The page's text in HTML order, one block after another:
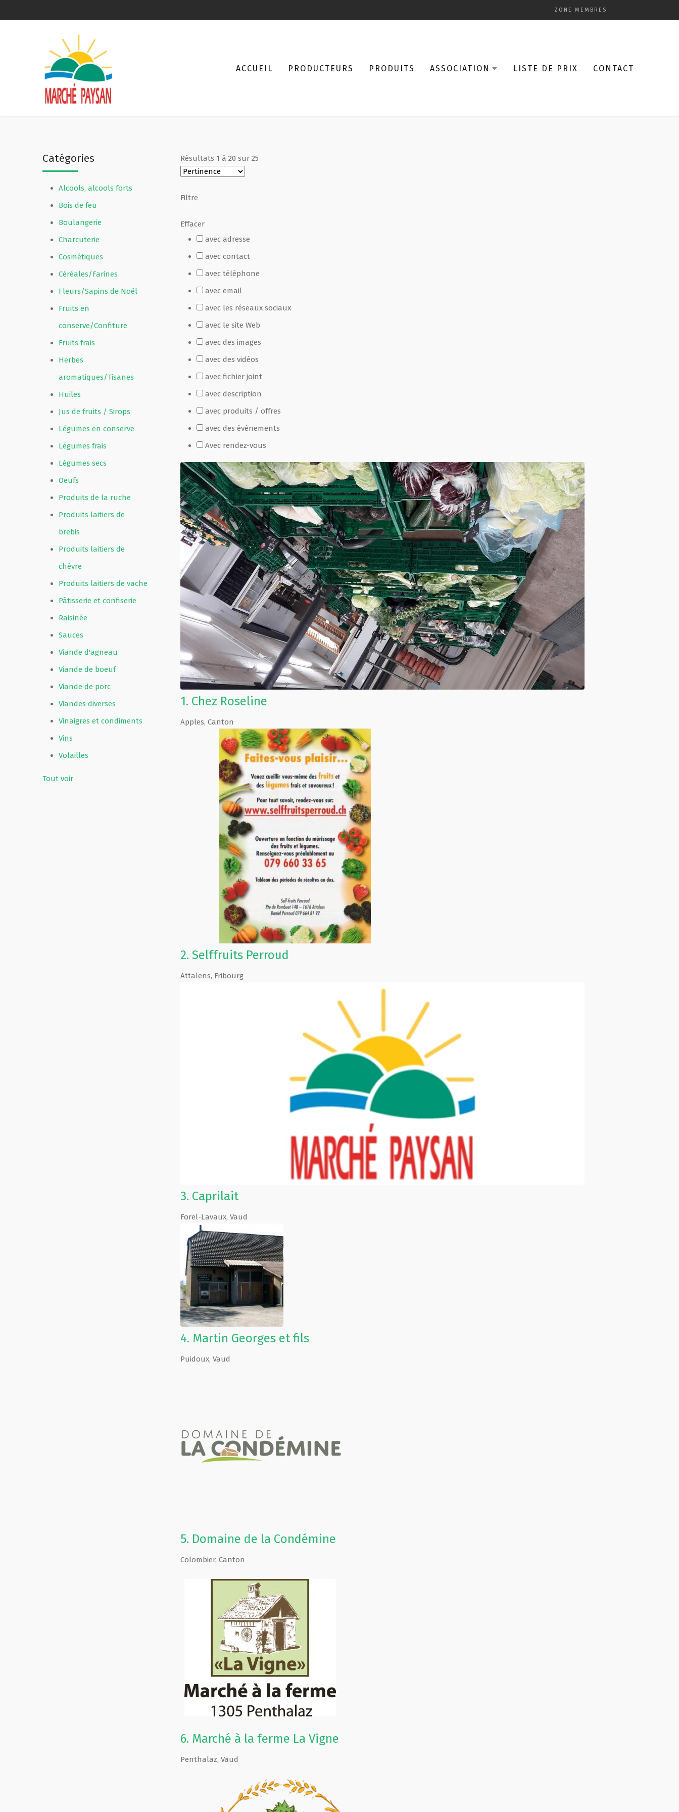
ZONE MEMBRES
ACCUEIL PRODUCTEURS PRODUITS ASSOCIATION LISTE DE PRIX CONTACT
Catégories
Alcools, alcools forts
Bois de feu
Boulangerie
Charcuterie
Cosmétiques
Céréales/Farines
Fleurs/Sapins de Noël
Fruits en
conserve/Confiture
Fruits frais
Herbes
aromatiques/Tisanes
Huiles
Jus de fruits / Sirops
Légumes en conserve
Légumes frais
Légumes secs
Oeufs
Produits de la ruche
Produits laitiers de
brebis
Produits laitiers de
chèvre
Produits laitiers de vache
Pâtisserie et confiserie
Raisinée
Sauces
Viande d'agneau
Viande de boeuf
Viande de porc
Viandes diverses
Vinaigres et condiments
Vins
Volailles
Tout voir
Résultats 1 à 20 sur 25
Filtre
Effacer
avec adresse
avec contact
avec téléphone
avec email
avec les réseaux sociaux
avec le site Web
avec des images
avec des vidéos
avec fichier joint
avec description
avec produits / offres
avec des événements
Avec rendez-vous
1. Chez Roseline
Apples, Canton
2. Selffruits Perroud
Attalens, Fribourg
3. Caprilait
Forel-Lavaux, Vaud
4. Martin Georges et fils
Puidoux, Vaud
5. Domaine de la Condémine
Colombier, Canton
6. Marché à la ferme La Vigne
Penthalaz, Vaud
Qui sommes-nous ?
Devenir membre
Revue de presse
Guide de la vente directe
Fête Marché Paysan